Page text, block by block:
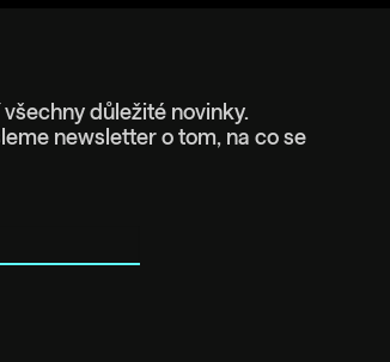
důležité novinky.
newsletter o tom, na co se